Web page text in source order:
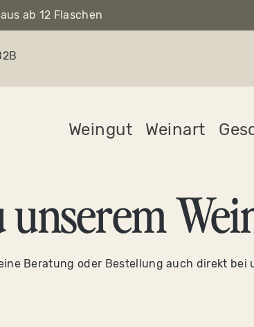
ab 12 Flaschen
Weingut Weinart
Beratung oder Bestellung auch direkt bei